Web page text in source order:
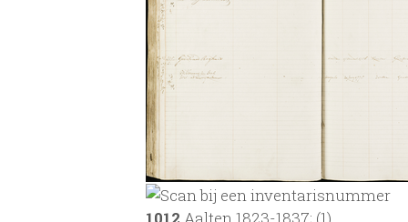
1012 Aalten 1823-1837; (1)